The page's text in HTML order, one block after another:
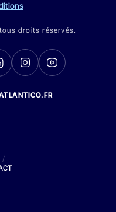
droits réservés.
/